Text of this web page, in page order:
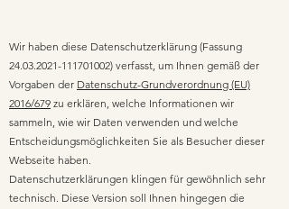
Wir haben diese Datenschutzerklärung (Fassung
24.03.2021-111701002) verfasst, um Ihnen gemäß der
Vorgaben der Datenschutz-Grundverordnung (EU)
2016/679 zu erklären, welche Informationen wir
sammeln, wie wir Daten verwenden und welche
Entscheidungsmöglichkeiten Sie als Besucher dieser
Webseite haben.
Datenschutzerklärungen klingen für gewöhnlich sehr
technisch. Diese Version soll Ihnen hingegen die